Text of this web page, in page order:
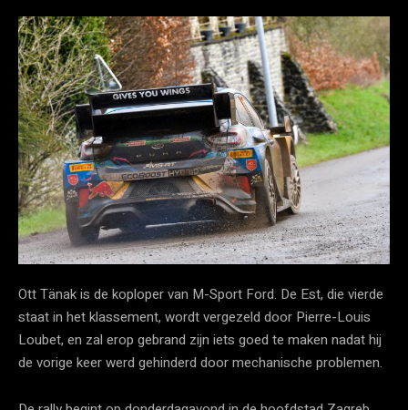
Ott Tänak is de koploper van M-Sport Ford. De Est, die vierde
staat in het klassement, wordt vergezeld door Pierre-Louis
Loubet, en zal erop gebrand zijn iets goed te maken nadat hij
de vorige keer werd gehinderd door mechanische problemen.